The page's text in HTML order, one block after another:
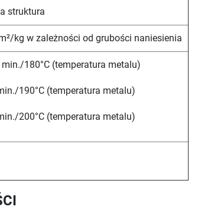
struktura
kg w zależności od grubości naniesienia
min./180°C (temperatura metalu)
190°C (temperatura metalu)
200°C (temperatura metalu)